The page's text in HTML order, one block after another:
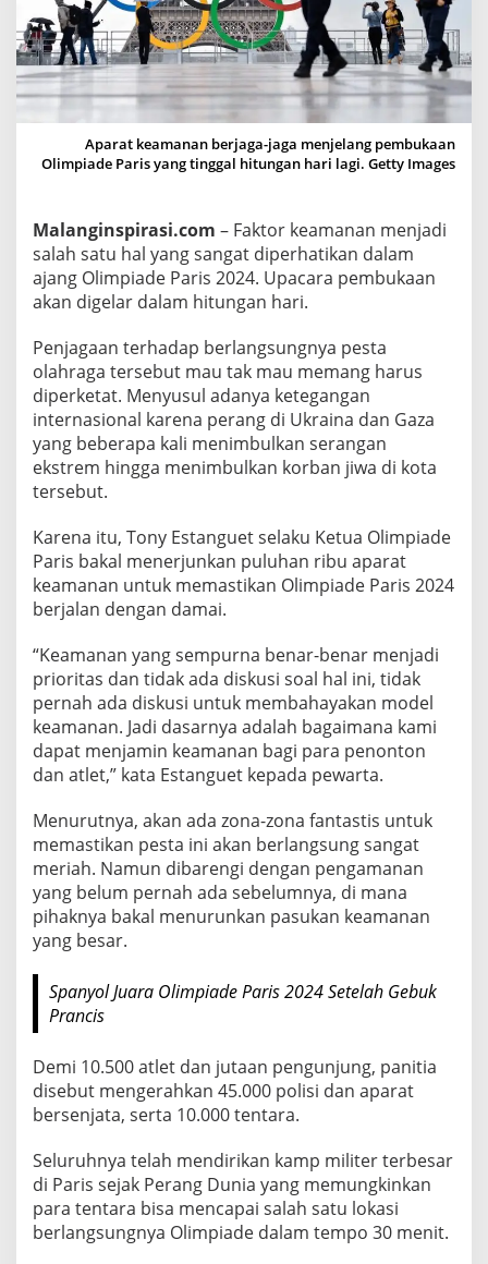
d
e
P
a
i
s
2
4
p
e
r
k
e
t
,
P
u
l
h
a
R
i
u
A
p
a
r
S
p
B
e
j
a
g
a
Aparat keamanan berjaga-jaga menjelang pembukaan
Olimpiade Paris yang tinggal hitungan hari lagi. Getty Images
Malanginspirasi.com – Faktor keamanan menjadi
salah satu hal yang sangat diperhatikan dalam
ajang Olimpiade Paris 2024. Upacara pembukaan
akan digelar dalam hitungan hari.
Penjagaan terhadap berlangsungnya pesta
olahraga tersebut mau tak mau memang harus
diperketat. Menyusul adanya ketegangan
internasional karena perang di Ukraina dan Gaza
yang beberapa kali menimbulkan serangan
ekstrem hingga menimbulkan korban jiwa di kota
tersebut.
Karena itu, Tony Estanguet selaku Ketua Olimpiade
Paris bakal menerjunkan puluhan ribu aparat
keamanan untuk memastikan Olimpiade Paris 2024
berjalan dengan damai.
“Keamanan yang sempurna benar-benar menjadi
prioritas dan tidak ada diskusi soal hal ini, tidak
pernah ada diskusi untuk membahayakan model
keamanan. Jadi dasarnya adalah bagaimana kami
dapat menjamin keamanan bagi para penonton
dan atlet,” kata Estanguet kepada pewarta.
Menurutnya, akan ada zona-zona fantastis untuk
memastikan pesta ini akan berlangsung sangat
meriah. Namun dibarengi dengan pengamanan
yang belum pernah ada sebelumnya, di mana
pihaknya bakal menurunkan pasukan keamanan
yang besar.
Spanyol Juara Olimpiade Paris 2024 Setelah Gebuk
Prancis
Demi 10.500 atlet dan jutaan pengunjung, panitia
disebut mengerahkan 45.000 polisi dan aparat
bersenjata, serta 10.000 tentara.
Seluruhnya telah mendirikan kamp militer terbesar
di Paris sejak Perang Dunia yang memungkinkan
para tentara bisa mencapai salah satu lokasi
berlangsungnya Olimpiade dalam tempo 30 menit.